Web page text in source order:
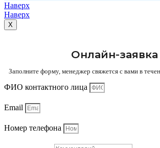
Наверх
Наверх
X
Онлайн-заявка
Заполните форму, менеджер свяжется с вами в
ФИО контактного лица
Email
Номер телефона